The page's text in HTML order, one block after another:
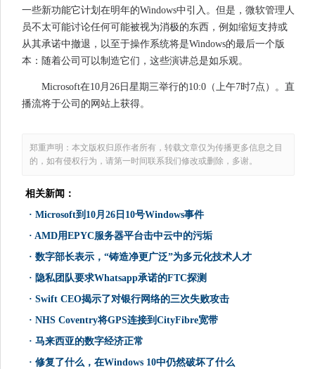
一些新功能它计划在明年的Windows中引入。但是，微软管理人
员不太可能讨论任何可能被视为消极的东西，例如缩短支持或
从其承诺中撤退，以至于操作系统将是Windows的最后一个版
本：随着公司可以制造它们，这些演讲总是如乐观。
Microsoft在10月26日星期三举行的10:0（上午7时7点）。直
播流将于公司的网站上获得。
郑重声明：本文版权归原作者所有，转载文章仅为传播更多信息之目
的，如有侵权行为，请第一时间联系我们修改或删除，多谢。
相关新闻：
· Microsoft到10月26日10号Windows事件
· AMD用EPYC服务器平台击中云中的污垢
· 数字部长表示，“铸造净更广泛”为多元化技术人才
· 隐私团队要求Whatsapp承诺的FTC探测
· Swift CEO揭示了对银行网络的三次失败攻击
· NHS Coventry将GPS连接到CityFibre宽带
· 马来西亚的数字经济正常
· 修复了什么，在Windows 10中仍然破坏了什么